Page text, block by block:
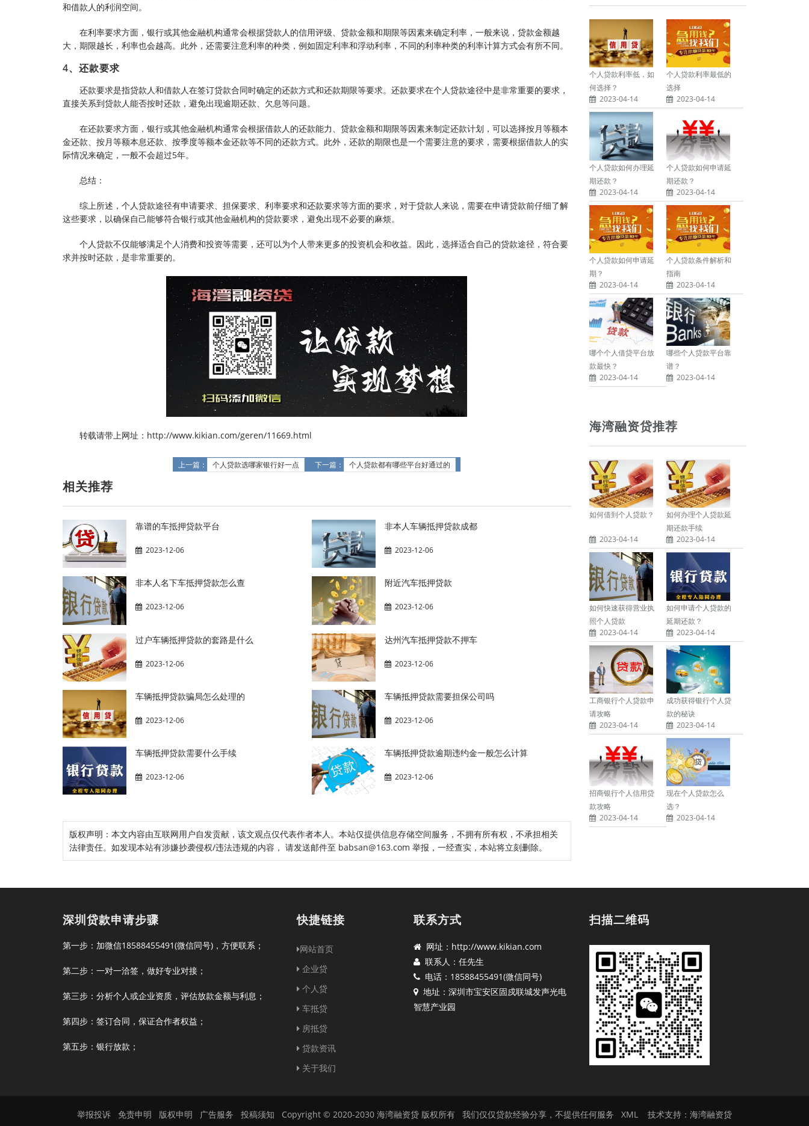
和借款人的利润空间。
在利率要求方面，银行或其他金融机构通常会根据贷款人的信用评级、贷款金额和期限等因素来确定利率，一般来说，贷款金额越
大，期限越长，利率也会越高。此外，还需要注意利率的种类，例如固定利率和浮动利率，不同的利率种类的利率计算方式会有所不同。
4、还款要求
还款要求是指贷款人和借款人在签订贷款合同时确定的还款方式和还款期限等要求。还款要求在个人贷款途径中是非常重要的要求，
直接关系到贷款人能否按时还款，避免出现逾期还款、欠息等问题。
在还款要求方面，银行或其他金融机构通常会根据借款人的还款能力、贷款金额和期限等因素来制定还款计划，可以选择按月等额本
金还款、按月等额本息还款、按季度等额本金还款等不同的还款方式。此外，还款的期限也是一个需要注意的要求，需要根据借款人的实
际情况来确定，一般不会超过5年。
总结：
综上所述，个人贷款途径有申请要求、担保要求、利率要求和还款要求等方面的要求，对于贷款人来说，需要在申请贷款前仔细了解
这些要求，以确保自己能够符合银行或其他金融机构的贷款要求，避免出现不必要的麻烦。
个人贷款不仅能够满足个人消费和投资等需要，还可以为个人带来更多的投资机会和收益。因此，选择适合自己的贷款途径，符合要
求并按时还款，是非常重要的。
转载请带上网址：http://www.kikian.com/geren/11669.html
上一篇： 个人贷款选哪家银行好一点 下一篇： 个人贷款都有哪些平台好通过的
相关推荐
靠谱的车抵押贷款平台
2023-12-06
非本人车辆抵押贷款成都
2023-12-06
非本人名下车抵押贷款怎么查
2023-12-06
附近汽车抵押贷款
2023-12-06
过户车辆抵押贷款的套路是什么
2023-12-06
达州汽车抵押贷款不押车
2023-12-06
车辆抵押贷款骗局怎么处理的
2023-12-06
车辆抵押贷款需要担保公司吗
2023-12-06
车辆抵押贷款需要什么手续
2023-12-06
车辆抵押贷款逾期违约金一般怎么计算
2023-12-06
版权声明：本文内容由互联网用户自发贡献，该文观点仅代表作者本人。本站仅提供信息存储空间服务，不拥有所有权，不承担相关
法律责任。如发现本站有涉嫌抄袭侵权/违法违规的内容， 请发送邮件至 babsan@163.com 举报，一经查实，本站将立刻删除。
个人贷款利率低，如
何选择？
2023-04-14
个人贷款利率最低的
选择
2023-04-14
个人贷款如何办理延
期还款？
2023-04-14
个人贷款如何申请延
期还款？
2023-04-14
个人贷款如何申请延
期？
2023-04-14
个人贷款条件解析和
指南
2023-04-14
哪个个人借贷平台放
款最快？
2023-04-14
哪些个人贷款平台靠
谱？
2023-04-14
海湾融资贷推荐
如何借到个人贷款？
2023-04-14
如何办理个人贷款延
期还款手续
2023-04-14
如何快速获得营业执
照个人贷款
2023-04-14
如何申请个人贷款的
延期还款？
2023-04-14
工商银行个人贷款申
请攻略
2023-04-14
成功获得银行个人贷
款的秘诀
2023-04-14
招商银行个人信用贷
款攻略
2023-04-14
现在个人贷款怎么
选？
2023-04-14
深圳贷款申请步骤
第一步：加微信18588455491(微信同号)，方便联系；
第二步：一对一洽签，做好专业对接；
第三步：分析个人或企业资质，评估放款金额与利息；
第四步：签订合同，保证合作者权益；
第五步：银行放款；
快捷链接
网站首页
企业贷
个人贷
车抵贷
房抵贷
贷款资讯
关于我们
联系方式
网址：http://www.kikian.com
联系人：任先生
电话：18588455491(微信同号)
地址：深圳市宝安区固戍联城发声光电
智慧产业园
扫描二维码
举报投诉 免责申明 版权申明 广告服务 投稿须知 Copyright © 2020-2030 海湾融资贷 版权所有 我们仅仅贷款经验分享，不提供任何服务 XML 技术支持： 海湾融资贷